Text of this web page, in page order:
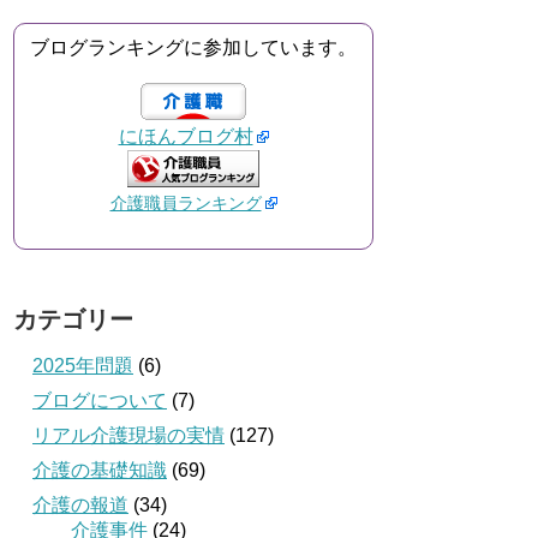
ブログランキングに参加しています。
にほんブログ村
介護職員ランキング
カテゴリー
2025年問題 (6)
ブログについて (7)
リアル介護現場の実情 (127)
介護の基礎知識 (69)
介護の報道 (34)
介護事件 (24)